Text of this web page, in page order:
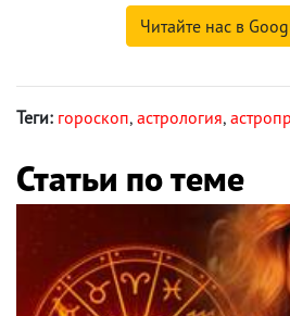
Читайте нас в
Теги: гороскоп, астрология,
Статьи по теме